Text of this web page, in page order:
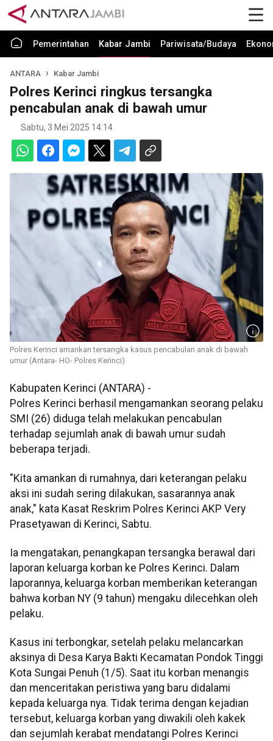
Pemerintahan Kabar Jambi Pariwisata/Budaya
ANTARA Kabar Jambi
Polres Kerinci ringkus tersangka
pencabulan anak di bawah umur
Sabtu, 3 Mei 2025 14:14
Polres Kerinci amankan tersangka kasus pencabulan anak di bawah
umur (Antara- HO- Polres Kerinci)
Kabupaten Kerinci (ANTARA) -
Polres Kerinci berhasil mengamankan seorang pelaku
SMI (26) diduga telah melakukan pencabulan
terhadap sejumlah anak di bawah umur sudah
beberapa terjadi.
"Kita amankan di rumahnya, dari keterangan pelaku
aksi ini sudah sering dilakukan, sasarannya anak
anak," kata Kasat Reskrim Polres Kerinci AKP Very
Prasetyawan di Kerinci, Sabtu.
Ia mengatakan, penangkapan tersangka berawal dari
laporan keluarga korban ke Polres Kerinci. Dalam
laporannya, keluarga korban memberikan keterangan
bahwa korban NY (9 tahun) mengaku dilecehkan oleh
pelaku.
Kasus ini terbongkar, setelah pelaku melancarkan
aksinya di Desa Karya Bakti Kecamatan Pondok Tinggi
Kota Sungai Penuh (1/5). Saat itu korban menangis
dan menceritakan peristiwa yang baru didalami
kepada keluarga nya. Tidak terima dengan kejadian
tersebut, keluarga korban yang diwakili oleh kakek
dan sejumlah kerabat mendatangi Polres Kerinci